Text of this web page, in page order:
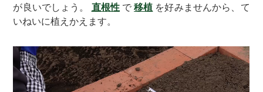
が良いでしょう。
直根性 で 移植 を好みませんから、て
いねいに植えかえます。